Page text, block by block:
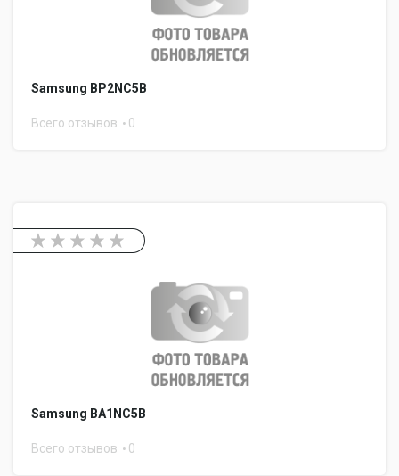
Samsung BP2NC5B
Всего отзывов 0
Samsung BA1NC5B
Всего отзывов 0